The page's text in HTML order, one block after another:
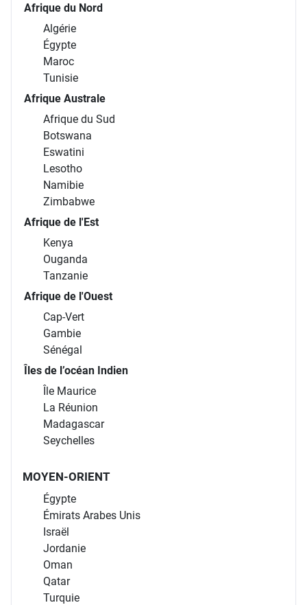
Afrique du Nord
Algérie
Égypte
Maroc
Tunisie
Afrique Australe
Afrique du Sud
Botswana
Eswatini
Lesotho
Namibie
Zimbabwe
Afrique de l'Est
Kenya
Ouganda
Tanzanie
Afrique de l'Ouest
Cap-Vert
Gambie
Sénégal
Îles de l’océan Indien
Île Maurice
La Réunion
Madagascar
Seychelles
MOYEN-ORIENT
Égypte
Émirats Arabes Unis
Israël
Jordanie
Oman
Qatar
Turquie